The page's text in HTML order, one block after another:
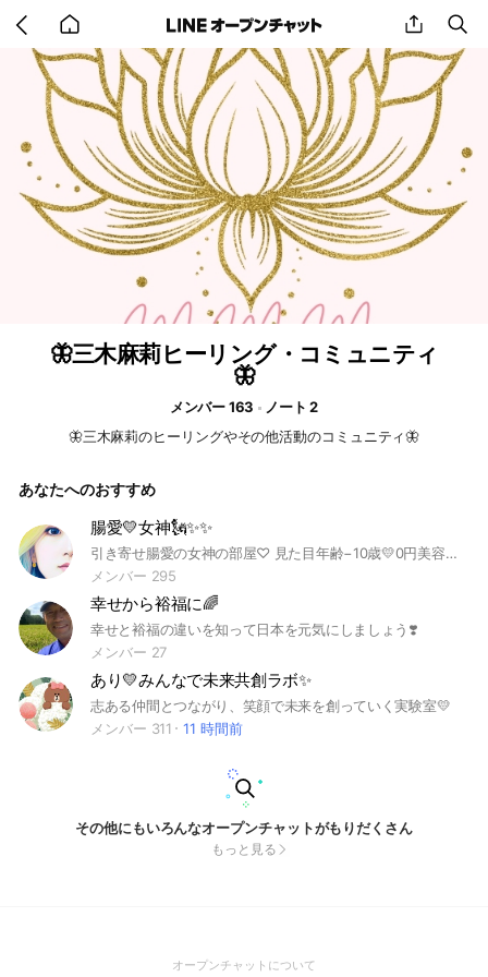
back
to
home
share
🦋三木麻莉ヒーリング・コミュニティ
🦋
メンバー 163
ノート 2
🦋三木麻莉のヒーリングやその他活動のコミュニティ🦋
あなたへのおすすめ
腸愛💛女神🗽✨✨
引き寄せ腸愛の女神の部屋♡ 見た目年齢−10歳💛0円美容・0円腸愛で1分美容✨潜在意識×腸愛×美容で内側も外側からも美しくなる秘訣を発信🕊️一生あざとく可愛くキレイに✨女性起業家魅力開花プロデューサー🩷幸せホルモンダダ漏れ女神でみんながパワースポットになるオプチャ【腸愛女神🗽】
メンバー 295
幸せから裕福に🌈
幸せと裕福の違いを知って日本を元気にしましょう❣️
メンバー 27
あり💛みんなで未来共創ラボ✨
志ある仲間とつながり、笑顔で未来を創っていく実験室💛
メンバー 311
11 時間前
その他にもいろんなオープンチャットがもりだくさん
もっと見る
オープンチャットについて